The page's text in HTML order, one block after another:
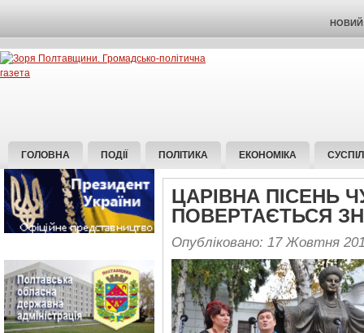
НОВИЙ
ГОЛОВНА ПОДІЇ ПОЛІТИКА ЕКОНОМІКА
ЦАРІВНА ПІСЕНЬ
ПОВЕРТАЄТЬСЯ
Опубліковано: 17 Жовтня